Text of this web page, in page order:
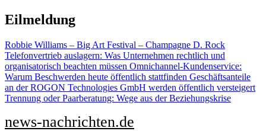
Zu
Inhalten
Eilmeldung
Robbie Williams – Big Art Festival – Champagne D. Rock
Telefonvertrieb auslagern: Was Unternehmen rechtlich und
organisatorisch beachten müssen Omnichannel-Kundenservice:
Warum Beschwerden heute öffentlich stattfinden Geschäftsanteile
an der ROGON Technologies GmbH werden öffentlich versteigert
Trennung oder Paarberatung: Wege aus der Beziehungskrise
news-nachrichten.de